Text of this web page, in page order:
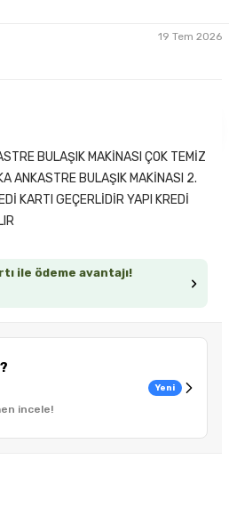
19 Tem 2026
ile ödeme avantajı!
incele!
Yeni
BULAŞIK MAKİNASI ÇOK TEMİZ
ANKASTRE BULAŞIK MAKİNASI 2.
KARTI GEÇERLİDİR YAPI KREDİ